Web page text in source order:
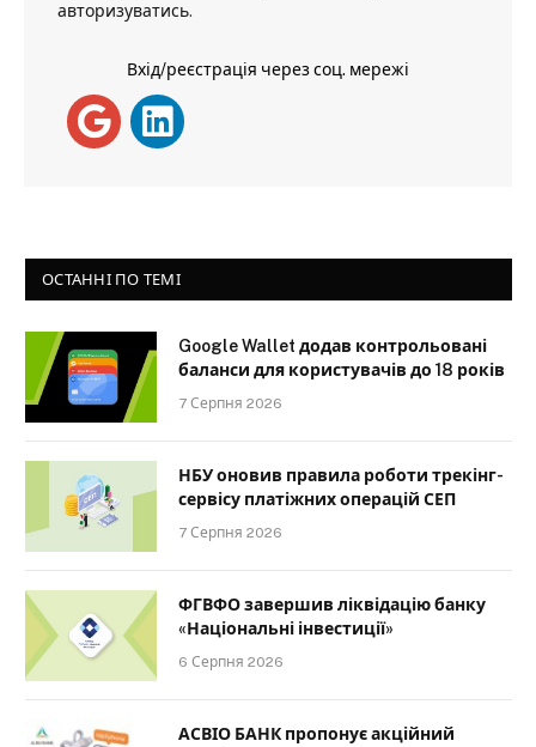
авторизуватись.
Вхід/реєстрація через соц. мережі
ОСТАННІ ПО ТЕМІ
Google Wallet додав контрольовані
баланси для користувачів до 18 років
7 Серпня 2026
НБУ оновив правила роботи трекінг-
сервісу платіжних операцій СЕП
7 Серпня 2026
ФГВФО завершив ліквідацію банку
«Національні інвестиції»
6 Серпня 2026
АСВІО БАНК пропонує акційний